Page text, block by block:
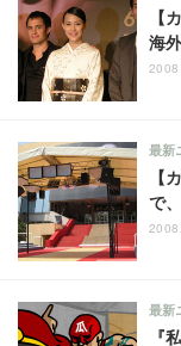
【
海
【
で
最新
『
最新